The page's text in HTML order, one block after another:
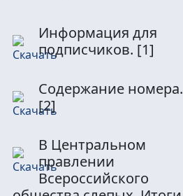
Информация для
подписчиков. [1]
Содержание номера.
[2]
В Центральном
правлении
Всероссийского